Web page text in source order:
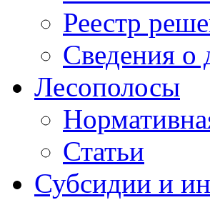
Реестр
Сведения о
Лесополосы
Статьи
Субсидии и